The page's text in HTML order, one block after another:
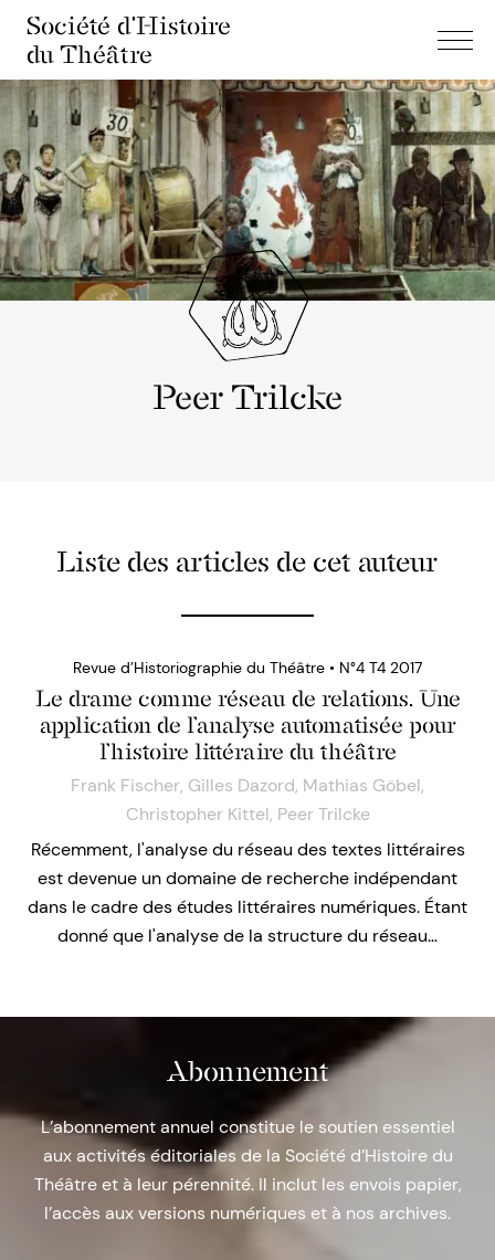
Société d'Histoire
du Théâtre
Peer Trilcke
Liste des articles de cet auteur
Revue d’Historiographie du Théâtre • N°4 T4 2017
Le drame comme réseau de relations. Une
application de l’analyse automatisée pour
l’histoire littéraire du théâtre
Frank Fischer, Gilles Dazord, Mathias Göbel,
Christopher Kittel, Peer Trilcke
Récemment, l'analyse du réseau des textes littéraires
est devenue un domaine de recherche indépendant
dans le cadre des études littéraires numériques. Étant
donné que l'analyse de la structure du réseau…
Abonnement
L’abonnement annuel constitue le soutien essentiel
aux activités éditoriales de la Société d’Histoire du
Théâtre et à leur pérennité. Il inclut les envois papier,
l’accès aux versions numériques et à nos archives.